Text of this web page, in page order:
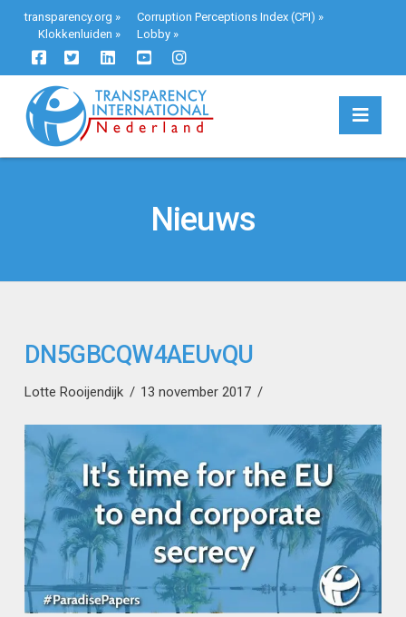
transparency.org » Corruption Perceptions Index (CPI) »
Klokkenluiden » Lobby»
Nieuws
DN5GBCQW4AEUvQU
Lotte Rooijendijk 13 november 2017